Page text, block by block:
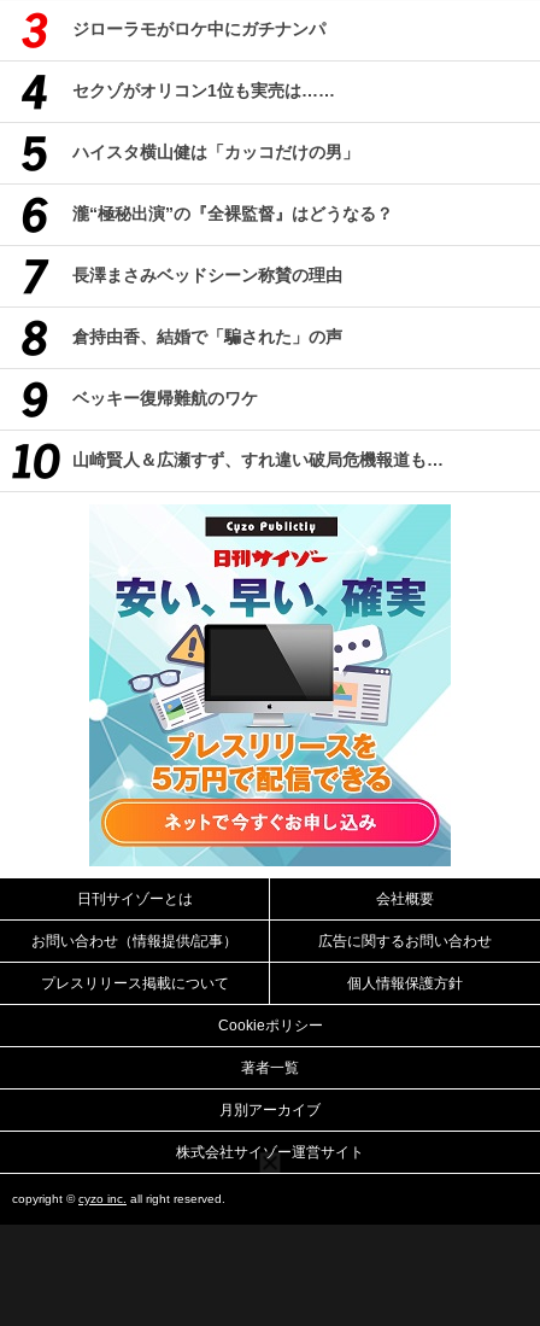
ジローラモがロケ中にガチナンパ
セクゾがオリコン1位も実売は……
ハイスタ横山健は「カッコだけの男」
瀧“極秘出演”の『全裸監督』はどうなる？
長澤まさみベッドシーン称賛の理由
倉持由香、結婚で「騙された」の声
ベッキー復帰難航のワケ
山崎賢人＆広瀬すず、すれ違い破局危機報道も…
日刊サイゾーとは 会社概要
お問い合わせ（情報提供/記事） 広告に関するお問い合わせ
プレスリリース掲載について 個人情報保護方針
Cookieポリシー
著者一覧
月別アーカイブ
株式会社サイゾー運営サイト
copyright ©cyzo inc. all right reserved.